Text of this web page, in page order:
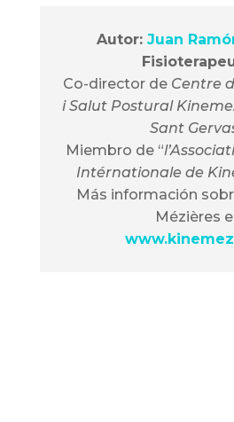
Autor:Juan
Co-director de Centre
i Salut Postural
Sant
Miembro de “
Intérnationale de
Más información
Mézières